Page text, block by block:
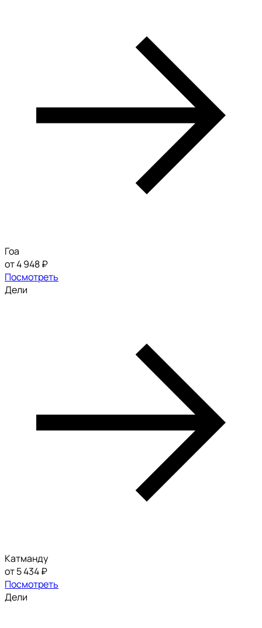
Гоа
от 4 948 ₽
Посмотреть
Дели
Катманду
от 5 434 ₽
Посмотреть
Дели